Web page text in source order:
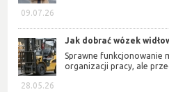
09.07.26
28.05.26
Jak dobrać wózek
Sprawne funkcjonowanie
organizacji pracy, ale